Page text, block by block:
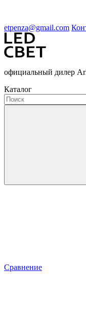
etpenza@gmail.com
официальный дилер
Каталог
Сравнение